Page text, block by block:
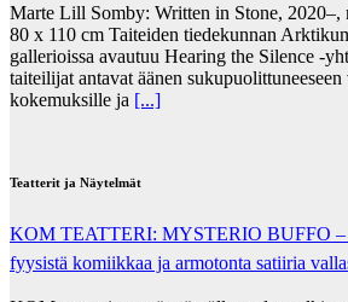
Marte Lill Somby: Written in Stone, 2020–,
80 x 110 cm Taiteiden tiedekunnan
gallerioissa avautuu Hearing the Silence -
taiteilijat antavat äänen
kokemuksille ja [...]
Teatterit ja Näytelmät
KOM TEATTERI: MYSTERIO BUFFO –
fyysistä komiikkaa ja armotonta satiiria